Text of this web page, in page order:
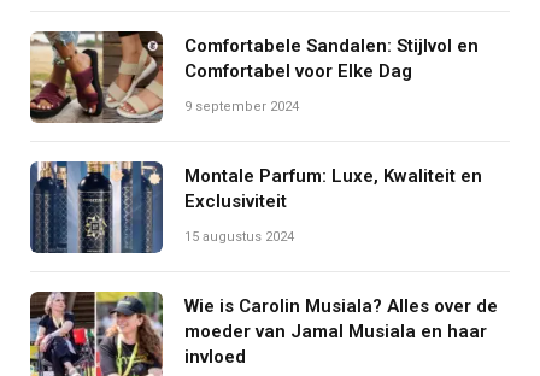
Comfortabele Sandalen: Stijlvol en
Comfortabel voor Elke Dag
9 september 2024
Montale Parfum: Luxe, Kwaliteit en
Exclusiviteit
15 augustus 2024
Wie is Carolin Musiala? Alles over de
moeder van Jamal Musiala en haar
invloed